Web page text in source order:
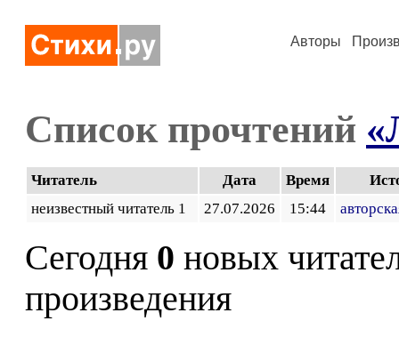
Авторы
Список прочтений
Читатель Дата Время
неизвестный читатель 1
27.07.2026 15:44
Сегодня 0 новых
произведения